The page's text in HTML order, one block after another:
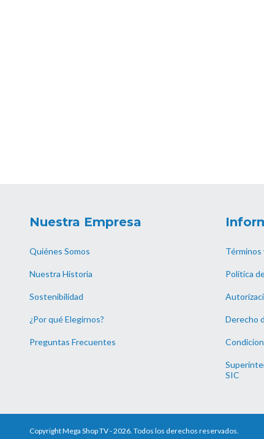
Nuestra Empresa
Quiénes Somos
Nuestra Historia
Sostenibilidad
¿Por qué Elegirnos?
Preguntas Frecuentes
Términos
Política
Derecho
SIC
Copyright Mega Shop TV - 2026. Todos los derechos reservados.